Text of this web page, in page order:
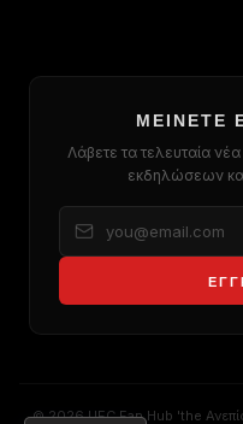
ΜΕΊΝΕΤΕ
Λάβετε τα τελευταία
εκδηλώσεων
© 2026UFCFan Hub 'the